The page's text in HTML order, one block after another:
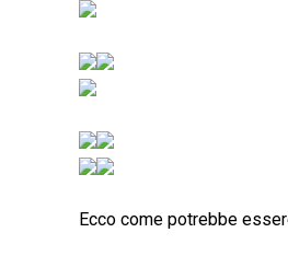
Ecco come potrebbe